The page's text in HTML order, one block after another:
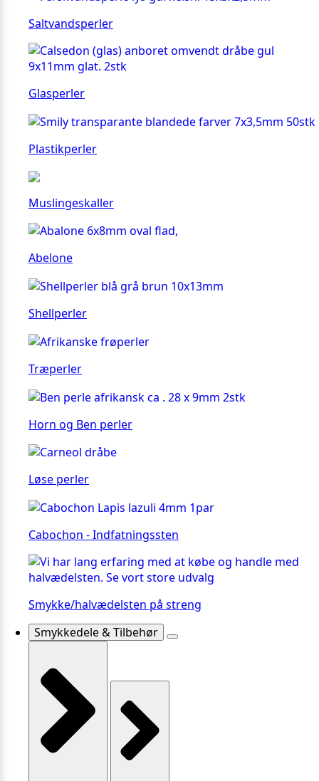
Saltvandsperler
Glasperler
Plastikperler
Muslingeskaller
Abelone
Shellperler
Træperler
Horn og Ben perler
Løse perler
Cabochon - Indfatningssten
Smykke/halvædelsten på streng
Smykkedele & Tilbehør